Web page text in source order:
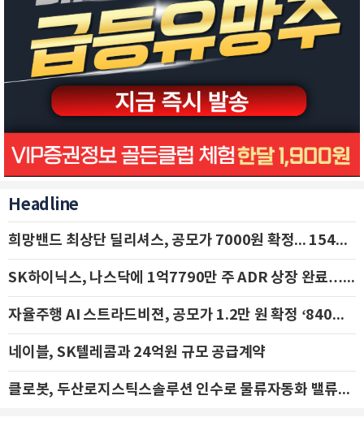
Headline
희망밴드 최상단 딜리셔스, 공모가 7000원 확정... 154억 규모 IPO 돌입
SK하이닉스, 나스닥에 1억7790만 주 ADR 상장 완료…29일 국내 추가 상장
자율주행 AI 스트라드비젼, 공모가 1.2만 원 확정 ‘840억 수혈’
네이블, SK텔레콤과 24억원 규모 공급계약
클로봇, 두산로지스틱스솔루션 인수로 물류자동화 밸류체인 확장 추진 - IBK투자증권